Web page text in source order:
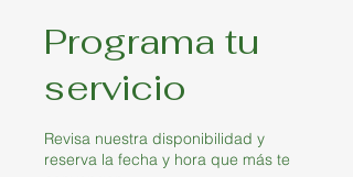
Programa tu
servicio
Revisa nuestra disponibilidad y
reserva la fecha y hora que más te